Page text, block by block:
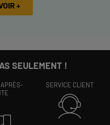
+
SEULEMENT !
SERVICE CLIENT